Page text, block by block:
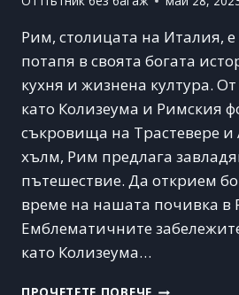
Рим, столицата на Италия,
потапя в своята богата
кухня и жизнена култура.
като Колизеума и Римския
съкровища на Трастевере и
хълм, Рим предлага
пътешествие. Да открием
време на нашата почивка в
Емблематичните
като Колизеума…
ПОЧИВКА